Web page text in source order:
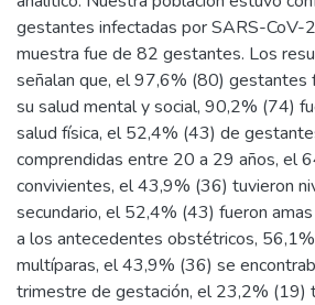
gestantes infectadas por SARS-CoV-
muestra fue de 82 gestantes. Los
señalan que, el 97,6% (80) gestantes
su salud mental y social, 90,2% (74)
salud física, el 52,4% (43) de
comprendidas entre 20 a 29 años, el
convivientes, el 43,9% (36) tuvieron
secundario, el 52,4% (43) fueron amas
a los antecedentes obstétricos,
multíparas, el 43,9% (36) se
trimestre de gestación, el 23,2% (19)